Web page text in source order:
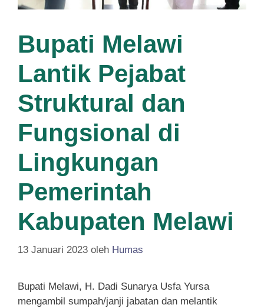
Bupati Melawi
Lantik Pejabat
Struktural dan
Fungsional di
Lingkungan
Pemerintah
Kabupaten Melawi
13 Januari 2023 oleh Humas
Bupati Melawi, H. Dadi Sunarya Usfa Yursa
mengambil sumpah/janji jabatan dan melantik